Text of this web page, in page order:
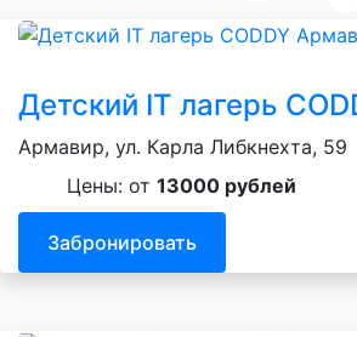
Детский IT лагерь
Армавир, ул. Карла Либкнехта, 59
Цены: от 13000 рублей
Забронировать